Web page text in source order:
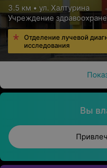
3.5 км • ул. Халтурина
Учреждение
Отделение лучевой
исследования
Вы